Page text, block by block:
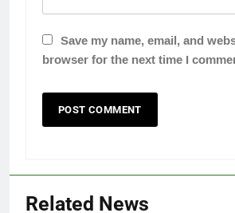
Save my name, email, and
browser for the next time I
Related News